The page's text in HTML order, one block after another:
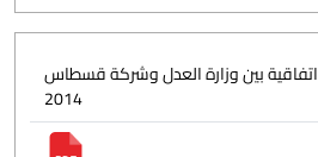
اتفاقية بين وزارة العدل وشركة قسطاس
2014